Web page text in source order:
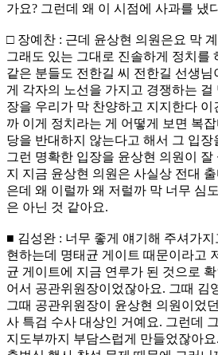
가요? 그런데 왜 이 시점에 사과를 냈
□ 장예찬 : 근데 윤상현 의원은요 막
그래도 있는 그대로 진솔하게 정치를
같은 분들도 전한길 씨 전한길 선생
게 각자의 노선을 가지고 경쟁하는 걸
장을 우리가 막 찬양하고 지지한다 이
까 이게 정치라는 게 어떻게 보면 복
당을 반대하지 않는다고 해서 그 입장
그런 명확한 입장을 윤상현 의원이
지 지금 윤상현 의원은 사실상 전대
은데 왜 이럴까 왜 저럴까 막 너무 심
은 아닌 것 같아요.
■ 김성완 : 너무 좋게 얘기해 주셔가
현하는데 명태균 게이트 때문이라고
균 게이트에 지금 연루가 된 것으로
어서 공관위원장이었잖아요. 그때 김
그때 공관위원장이 윤상현 의원이었
사 특검 수사 대상인 거예요. 그런데
지도부까지 부담스럽게 만들었잖아